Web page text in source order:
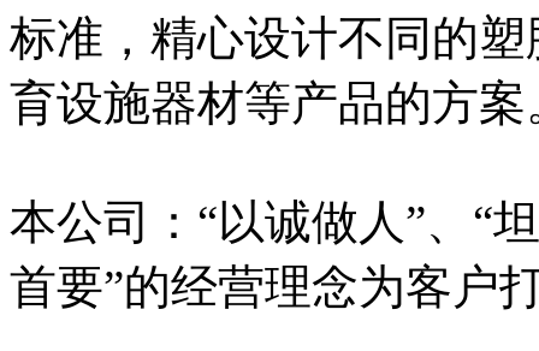
标准，精心设计不同的
育设施器材等产品的方案
本公司：“以诚做人”、“
首要”的经营理念为客户